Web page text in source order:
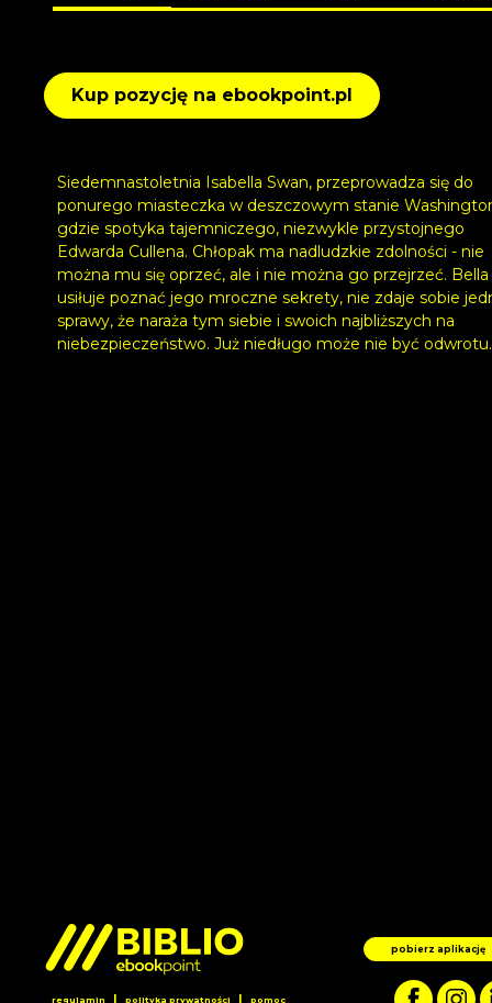
Kup pozycję na ebookpoint.pl
Siedemnastoletnia Isabella Swan, przeprowadza się do
ponurego miasteczka w deszczowym stanie
gdzie spotyka tajemniczego, niezwykle przystojnego
Edwarda Cullena. Chłopak ma nadludzkie zdolności - nie
można mu się oprzeć, ale i nie można go przejrzeć. Bella
usiłuje poznać jego mroczne sekrety, nie zdaje sobie
sprawy, że naraża tym siebie i swoich najbliższych na
niebezpieczeństwo. Już niedługo może nie być
pobierz aplikację
regulamin | polityka prywatności | pomoc